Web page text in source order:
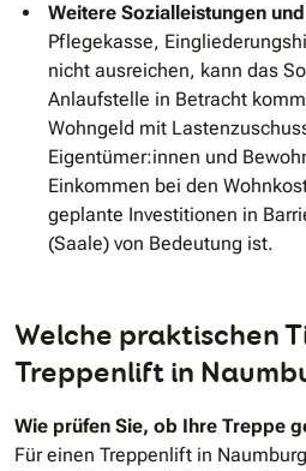
Weitere Sozialleistungen
Pflegekasse,
nicht ausreichen, kann das
Anlaufstelle in Betracht
Wohngeld mit
Eigentümer:innen und
Einkommen bei den
geplante Investitionen in
(Saale) von Bedeutung ist.
Welche praktischen
Treppenlift in
Wie prüfen Sie, ob Ihre Treppe
Für einen Treppenlift in